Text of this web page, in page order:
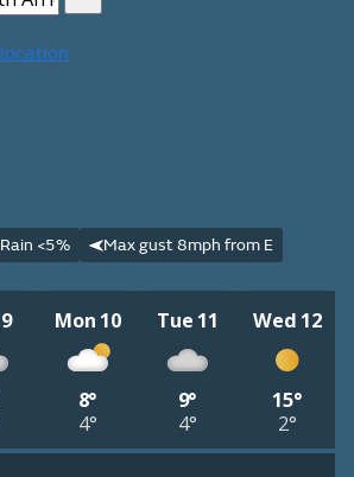
Rain <5% Max gust 8mph from E
Mon 10
8°
4°
Tue 11
9°
4°
Wed 12
15°
2°